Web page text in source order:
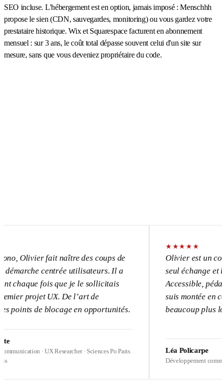
SEO incluse. L'hébergement est en option, jamais imposé : Menschhh
propose le sien (CDN, sauvegardes, monitoring) ou vous gardez votre
prestataire historique. Wix et Squarespace facturent en abonnement
mensuel : sur 3 ans, le coût total dépasse souvent celui d'un site sur
mesure, sans que vous deveniez propriétaire du code.
fait naître des coups de
centrée utilisateurs. Il a
fois que je le sollicitais
UX. De l’art de
de blocage en opportunités.
· UX Researcher · Sciences Po Paris
★
Olivier est un
seul échange et l’UX
Accessible,
suis montée en
beaucoup plus loin sur
Léa Policarpe
Développement commercial ·